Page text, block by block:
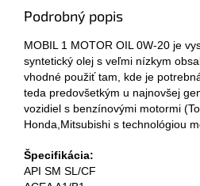
Podrobný popis
​MOBIL 1 MOTOR OIL 0W-20 je
syntetický olej s veľmi nízkym
vhodné použiť tam, kde je
teda predovšetkým u najnovšej
vozidiel s benzínovými motormi
Honda,Mitsubishi s technológiou
Špecifikácia:
API SM SL/CF